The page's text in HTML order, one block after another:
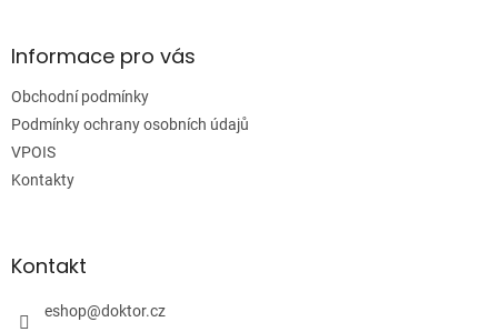
aInformace pro vás
Obchodní podmínky
Podmínky ochrany osobních údajů
VPOIS
Kontakty
Kontakt
eshop@doktor.cz